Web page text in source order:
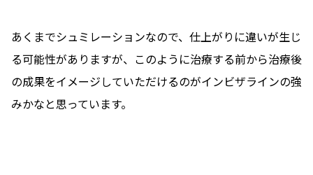
あくまでシュミレーションなので、仕上がりに違いが生じ
る可能性がありますが、このように治療する前から治療後
の成果をイメージしていただけるのがインビザラインの強
みかなと思っています。